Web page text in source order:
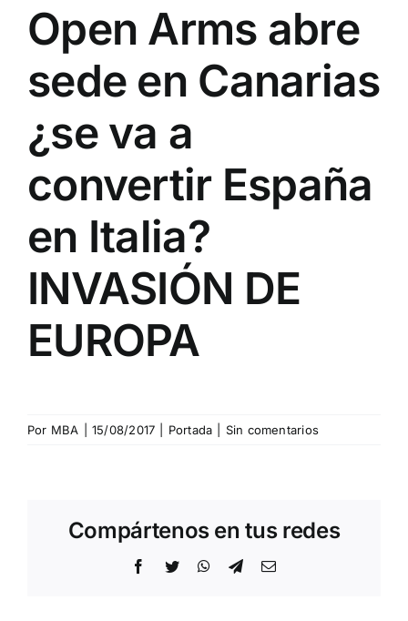
Open Arms abre
sede en Canarias
¿se va a
convertir España
en Italia?
INVASIÓN DE
EUROPA
Por MBA 15/08/2017 Portada Sin comentarios
Compártenos en tus redes
Facebook
Twitter WhatsApp
TelegramCorreo